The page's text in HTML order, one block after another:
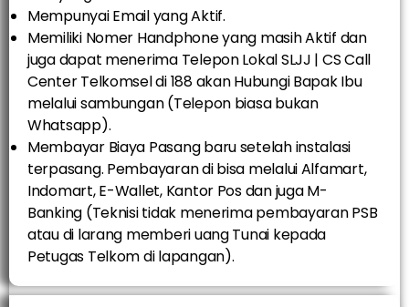
Mempunyai Email yang Aktif.
Memiliki Nomer Handphone yang masih Aktif dan
juga dapat menerima Telepon Lokal SLJJ | CS Call
Center Telkomsel di 188 akan Hubungi Bapak Ibu
melalui sambungan (Telepon biasa bukan
Whatsapp).
Membayar Biaya Pasang baru setelah instalasi
terpasang. Pembayaran di bisa melalui Alfamart,
Indomart, E-Wallet, Kantor Pos dan juga M-
Banking (Teknisi tidak menerima pembayaran PSB
atau di larang memberi uang Tunai kepada
Petugas Telkom di lapangan).